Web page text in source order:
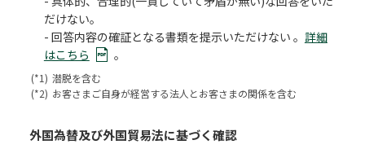
だけない。
- 回答内容の確証となる書類を提示いただけない 。 詳細
はこちら
。
(*1) 潜脱を含む
(*2) お客さまご自身が経営する法人とお客さまの関係を含む
外国為替及び外国貿易法に基づく確認